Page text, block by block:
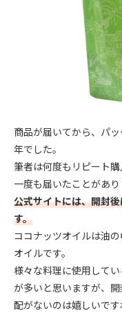
商品が届いてから、パ
年でした。
筆者は何度もリピート
一度も届いたことがあり
公式サイトには、開封
す。
ココナッツオイルは油
オイルです。
様々な料理に使用して
が多いと思いますが、
配がないのは嬉しいです